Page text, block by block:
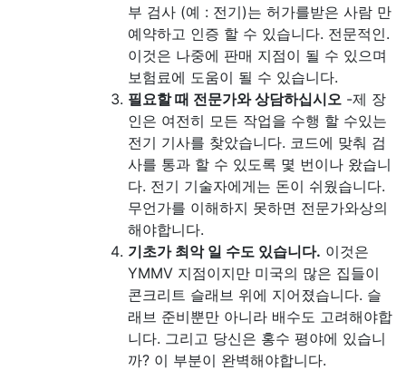
부 검사 (예 : 전기)는 허가를받은 사람 만
예약하고 인증 할 수 있습니다. 전문적인.
이것은 나중에 판매 지점이 될 수 있으며
보험료에 도움이 될 수 있습니다.
필요할 때 전문가와 상담하십시오 -제 장
인은 여전히 ​​모든 작업을 수행 할 수있는
전기 기사를 찾았습니다. 코드에 맞춰 검
사를 통과 할 수 있도록 몇 번이나 왔습니
다. 전기 기술자에게는 돈이 쉬웠습니다.
무언가를 이해하지 못하면 전문가와상의
해야합니다.
기초가 최악 일 수도 있습니다. 이것은
YMMV 지점이지만 미국의 많은 집들이
콘크리트 슬래브 위에 지어졌습니다. 슬
래브 준비뿐만 아니라 배수도 고려해야합
니다. 그리고 당신은 홍수 평야에 있습니
까? 이 부분이 완벽해야합니다.